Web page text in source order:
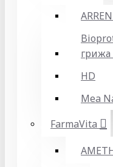
грижа
HD
Mea
FarmaVita